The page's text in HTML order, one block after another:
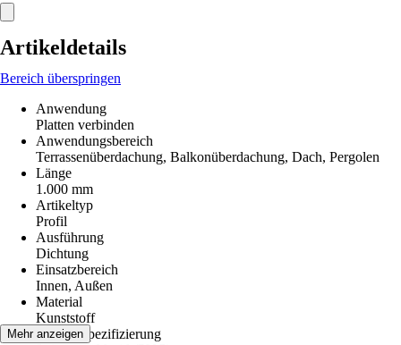
Artikeldetails
Bereich überspringen
Anwendung
Platten verbinden
Anwendungsbereich
Terrassenüberdachung, Balkonüberdachung, Dach, Pergolen
Länge
1.000 mm
Artikeltyp
Profil
Ausführung
Dichtung
Einsatzbereich
Innen, Außen
Material
Kunststoff
Materialspezifizierung
Mehr anzeigen